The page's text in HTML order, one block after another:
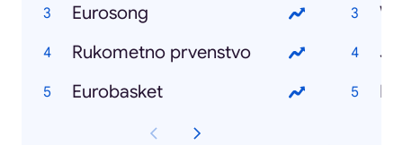
Eurosong
Rukometno prvenstvo
Eurobasket